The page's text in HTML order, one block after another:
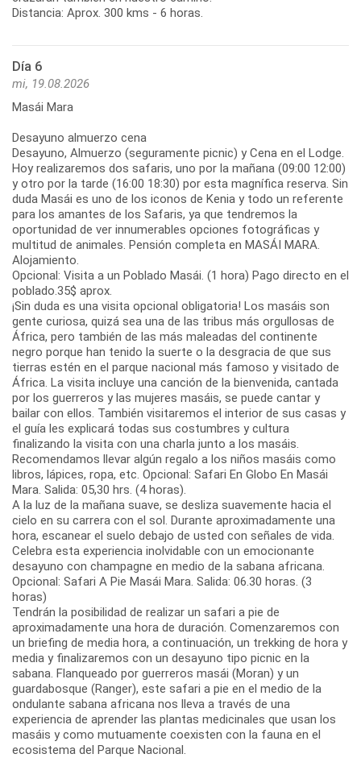
Distancia: Aprox. 300 kms - 6 horas.
Día 6
mi, 19.08.2026
Masái Mara
Desayuno almuerzo cena
Desayuno, Almuerzo (seguramente picnic) y Cena en el Lodge.
Hoy realizaremos dos safaris, uno por la mañana (09:00 12:00)
y otro por la tarde (16:00 18:30) por esta magnífica reserva. Sin
duda Masái es uno de los iconos de Kenia y todo un referente
para los amantes de los Safaris, ya que tendremos la
oportunidad de ver innumerables opciones fotográficas y
multitud de animales. Pensión completa en MASÁI MARA.
Alojamiento.
Opcional: Visita a un Poblado Masái. (1 hora) Pago directo en el
poblado.35$ aprox.
¡Sin duda es una visita opcional obligatoria! Los masáis son
gente curiosa, quizá sea una de las tribus más orgullosas de
África, pero también de las más maleadas del continente
negro porque han tenido la suerte o la desgracia de que sus
tierras estén en el parque nacional más famoso y visitado de
África. La visita incluye una canción de la bienvenida, cantada
por los guerreros y las mujeres masáis, se puede cantar y
bailar con ellos. También visitaremos el interior de sus casas y
el guía les explicará todas sus costumbres y cultura
finalizando la visita con una charla junto a los masáis.
Recomendamos llevar algún regalo a los niños masáis como
libros, lápices, ropa, etc. Opcional: Safari En Globo En Masái
Mara. Salida: 05,30 hrs. (4 horas).
A la luz de la mañana suave, se desliza suavemente hacia el
cielo en su carrera con el sol. Durante aproximadamente una
hora, escanear el suelo debajo de usted con señales de vida.
Celebra esta experiencia inolvidable con un emocionante
desayuno con champagne en medio de la sabana africana.
Opcional: Safari A Pie Masái Mara. Salida: 06.30 horas. (3
horas)
Tendrán la posibilidad de realizar un safari a pie de
aproximadamente una hora de duración. Comenzaremos con
un briefing de media hora, a continuación, un trekking de hora y
media y finalizaremos con un desayuno tipo picnic en la
sabana. Flanqueado por guerreros masái (Moran) y un
guardabosque (Ranger), este safari a pie en el medio de la
ondulante sabana africana nos lleva a través de una
experiencia de aprender las plantas medicinales que usan los
masáis y como mutuamente coexisten con la fauna en el
ecosistema del Parque Nacional.